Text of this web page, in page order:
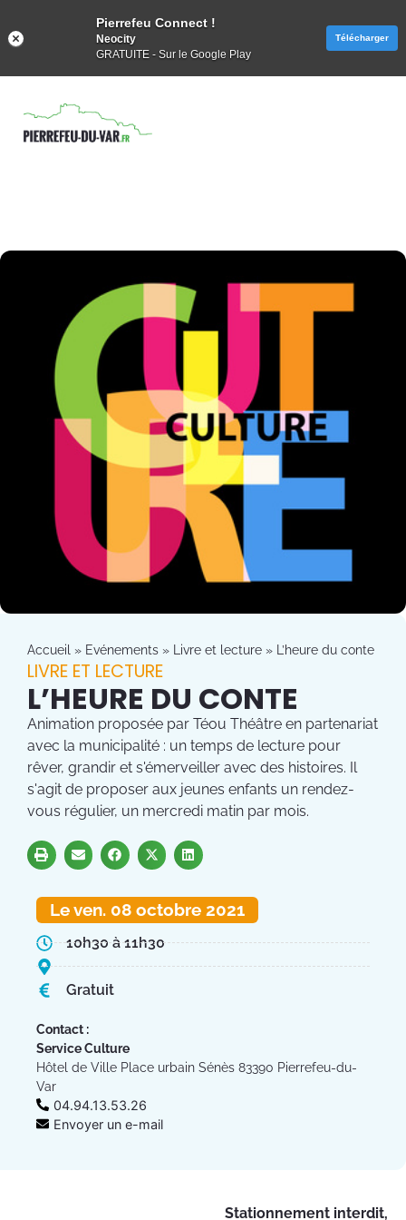
Accueil » Evénements » Livre et lecture » L’heure du conte
LIVRE ET LECTURE
L’HEURE DU CONTE
Animation proposée par Téou Théâtre en partenariat
avec la municipalité : un temps de lecture pour
rêver, grandir et s'émerveiller avec des histoires. Il
s'agit de proposer aux jeunes enfants un rendez-
vous régulier, un mercredi matin par mois.
Le ven. 08 octobre 2021
10h30 à 11h30
Gratuit
Contact :
Service Culture
Hôtel de Ville Place urbain Sénès 83390 Pierrefeu-du-
Var
04.94.13.53.26
Envoyer un e-mail
Stationnement interdit,
Pierrefeu Connect !
Neocity
GRATUITE - Sur le Google Play
Télécharger